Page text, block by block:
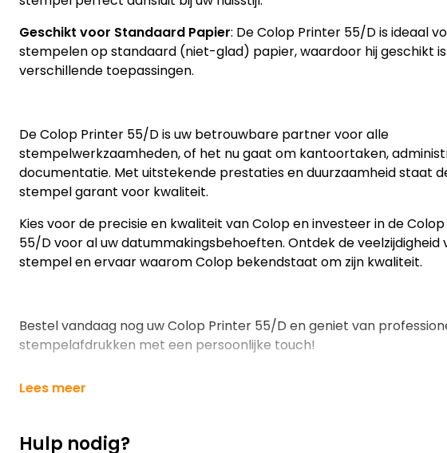
Geschikt voor Standaard Papier: De Colop Printer 55/D is ideaal
stempelen op standaard (niet-glad) papier, waardoor hij geschikt
verschillende toepassingen.
De Colop Printer 55/D is uw betrouwbare partner voor alle
stempelwerkzaamheden, of het nu gaat om kantoortaken,
documentatie. Met uitstekende prestaties en duurzaamheid staat
stempel garant voor kwaliteit.
Kies voor de precisie en kwaliteit van Colop en investeer in de
55/D voor al uw datummakingsbehoeften. Ontdek de veelzijdigheid
stempel en ervaar waarom Colop bekendstaat om zijn kwaliteit.
Bestel vandaag nog uw Colop Printer 55/D en geniet van
stempelafdrukken met een persoonlijke touch!
Lees meer
Hulp nodig?